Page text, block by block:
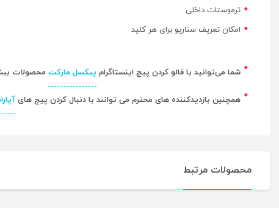
ترموستات داخلی
امکان تعریف سناریو برای هر کلید
شما می‌توانید با فالو کردن پیچ اینستاگرام پیکسل مارکت محصولات
همچنین بازدیدکننده های محترم می توانند با دنبال کردن پیج های
محصولات مرتبط